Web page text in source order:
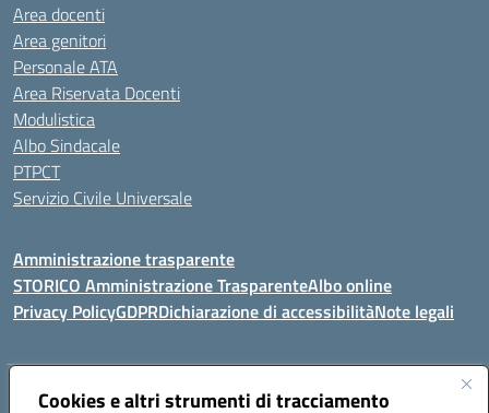
Cookies e altri strumenti di tracciamento
Area docenti
Area genitori
Personale ATA
Area Riservata Docenti
Modulistica
Albo Sindacale
PTPCT
Servizio Civile Universale
Amministrazione trasparente
STORICO Amministrazione TrasparenteAlbo online
Privacy PolicyGDPRDichiarazione di accessibilitàNote legali
Indirizzo:Piazza S. G. Bosco, 1 95014 Giarre (CT)